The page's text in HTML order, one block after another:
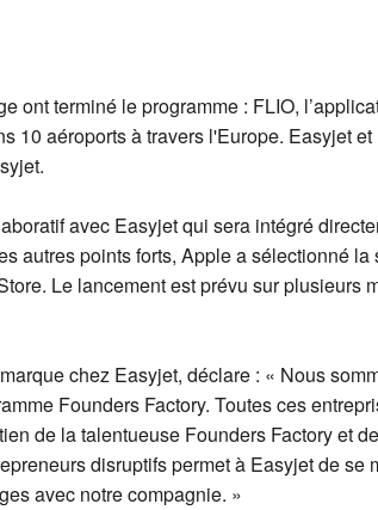
ont terminé le programme : FLIO,
10 aéroports à travers l'Europe. Easyjet
avec Easyjet qui sera intégré
autres points forts, Apple a sélectionné
Le lancement est prévu sur plusieurs
chez Easyjet, déclare : « Nous
Founders Factory. Toutes ces
de la talentueuse Founders Factory et
disruptifs permet à Easyjet de
avec notre compagnie. »